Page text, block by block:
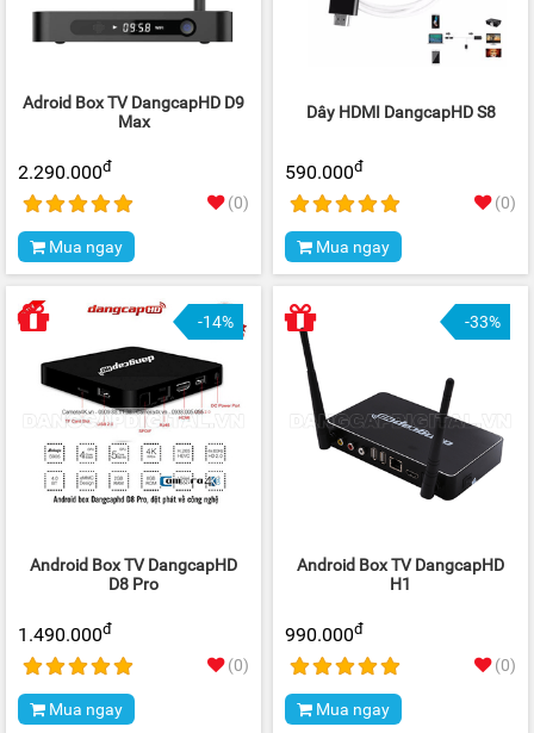
Adroid Box TV DangcapHD D9
Max
2.290.000đ
(0)
Mua ngay
Dây HDMI DangcapHD S8
590.000đ
(0)
Mua ngay
-14%
Android Box TV DangcapHD
D8 Pro
1.490.000đ
(0)
Mua ngay
-33%
Android Box TV DangcapHD
H1
990.000đ
(0)
Mua ngay